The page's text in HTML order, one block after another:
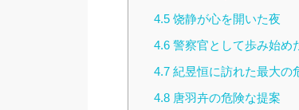
4.5 饶静が心を開いた夜
4.6 警察官として歩み始め
4.7 紀昱恒に訪れた最大の
4.8 唐羽卉の危険な提案